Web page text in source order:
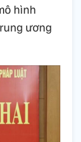
hình
ương